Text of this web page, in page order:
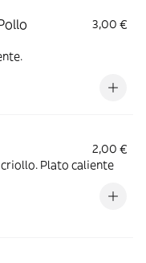
3,00 €
2,00 €
Plato caliente